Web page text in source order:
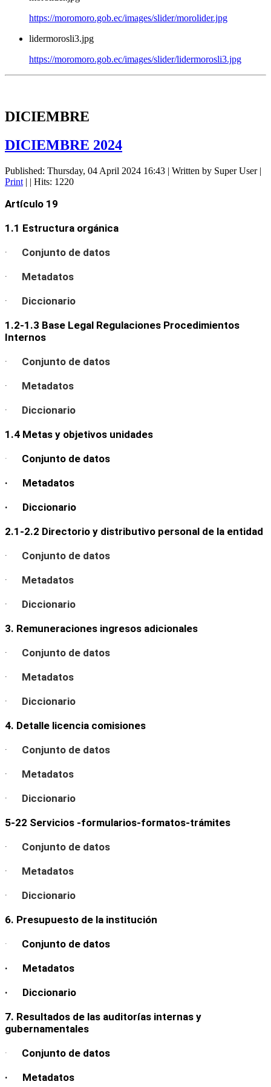
https://moromoro.gob.ec/images/slider/morolider.jpg
lidermorosli3.jpg
https://moromoro.gob.ec/images/slider/lidermorosli3.jpg
DICIEMBRE
DICIEMBRE 2024
Published: Thursday, 04 April 2024 16:43 | Written by Super User|
Print | | Hits: 1220
Artículo 19
1.1 Estructura orgánica
· Conjunto de datos
· Metadatos
· Diccionario
1.2-1.3 Base Legal Regulaciones Procedimientos
Internos
· Conjunto de datos
· Metadatos
· Diccionario
1.4 Metas y objetivos unidades
· Conjunto de datos
· Metadatos
· Diccionario
2.1-2.2 Directorio y distributivo personal de la entidad
· Conjunto de datos
· Metadatos
· Diccionario
3. Remuneraciones ingresos adicionales
· Conjunto de datos
· Metadatos
· Diccionario
4. Detalle licencia comisiones
· Conjunto de datos
· Metadatos
· Diccionario
5-22 Servicios -formularios-formatos-trámites
· Conjunto de datos
· Metadatos
· Diccionario
6. Presupuesto de la institución
· Conjunto de datos
· Metadatos
· Diccionario
7. Resultados de las auditorías internas y
gubernamentales
· Conjunto de datos
· Metadatos